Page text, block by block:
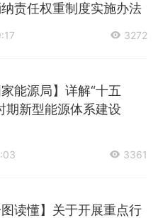
责任权重制度实施办法
3272
家能源局】详解“十五
期新型能源体系建设
3361
图读懂】关于开展重点行